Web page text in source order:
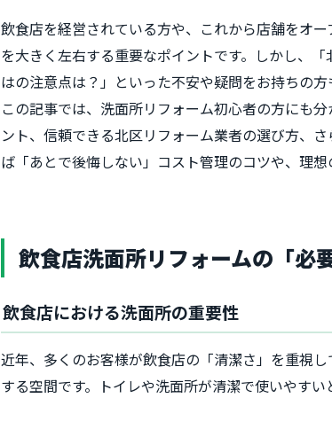
飲食店を経営されている方や、これから店舗をオ
を大きく左右する重要なポイントです。しかし、
はの注意点は？」といった不安や疑問をお持ちの方
この記事では、洗面所リフォーム初心者の方にも
ント、信頼できる北区リフォーム業者の選び方、
ば「あとで後悔しない」コスト管理のコツや、理
飲食店洗面所リフォームの「必
飲食店における洗面所の重要性
近年、多くのお客様が飲食店の「清潔さ」を重視
する空間です。トイレや洗面所が清潔で使いやす